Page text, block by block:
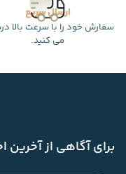
ارسال سریع
سفارش خود را با سرعت بالا
می کنید.
برای آگاهی از آخرین